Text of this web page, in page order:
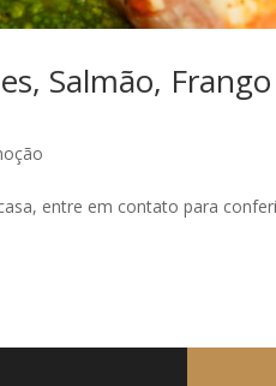
Salmão,
entre em contato para